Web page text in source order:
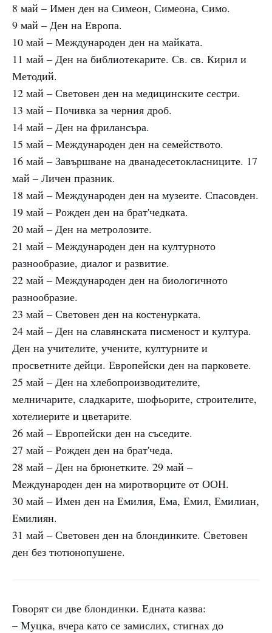
8 май – Имен ден на Симеон, Симеона, Симо.
9 май – Ден на Европа.
10 май – Международен ден на майката.
11 май – Ден на библиотекарите. Св. св. Кирил и
Методий.
12 май – Световен ден на медицинските сестри.
13 май – Почивка за черния дроб.
14 май – Ден на фрилансъра.
15 май – Международен ден на семейството.
16 май – Завършване на дванадесетокласниците. 17
май – Личен празник.
18 май – Международен ден на музеите. Спасовден.
19 май – Рожден ден на брат'чедката.
20 май – Ден на метролозите.
21 май – Международен ден на културното
разнообразие, диалог и развитие.
22 май – Международен ден на биологичното
разнообразие.
23 май – Световен ден на костенурката.
24 май – Ден на славянската писменост и култура.
Ден на учителите, учените, културните и
просветните дейци. Европейски ден на парковете.
25 май – Ден на хлебопроизводителите,
мелничарите, сладкарите, шофьорите, строителите,
хотелиерите и цветарите.
26 май – Европейски ден на съседите.
27 май – Рожден ден на брат'чеда.
28 май – Ден на брюнетките. 29 май –
Международен ден на миротворците от ООН.
30 май – Имен ден на Емилия, Ема, Емил, Емилиан,
Емилиян.
31 май – Световен ден на блондинките. Световен
ден без тютюнопушене.
Говорят си две блондинки. Едната казва:
– Муцка, вчера като се замислих, стигнах до